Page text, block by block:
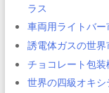
ラス
車両用ライトバ
誘電体ガスの世
チョコレート包
世界の四級オキ